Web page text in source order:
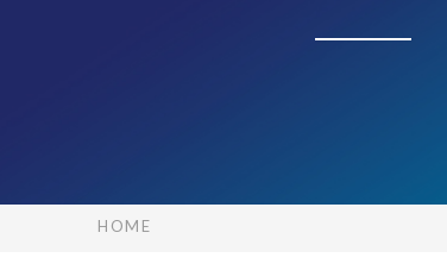
HOME